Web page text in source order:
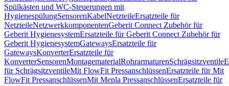
Spülkästen und WC-Steuerungen mit
HygienespülungSensorenKabelNetzteileErsatzteile für
NetzteileNetzwerkkomponentenGeberit Connect Zubehör für
Geberit HygienesystemErsatzteile für Geberit Connect Zubehör für
Geberit HygienesystemGatewaysErsatzteile für
GatewaysKonverterErsatzteile für
KonverterSensorenMontagematerialRohrarmaturenSchrägsitzventile
für SchrägsitzventileMit FlowFit PressanschlüssenErsatzteile für Mit
FlowFit PressanschlüssenMit Mepla PressanschlüssenErsatzteile für